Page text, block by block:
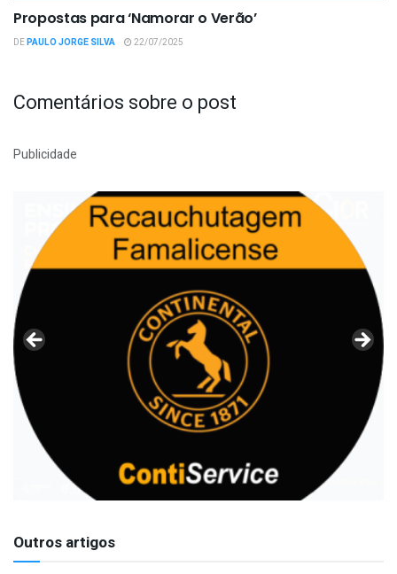
Propostas para ‘Namorar o Verão’
DEPAULO JORGE SILVA 22/07/2025
Comentários sobre o post
Publicidade
Outros artigos